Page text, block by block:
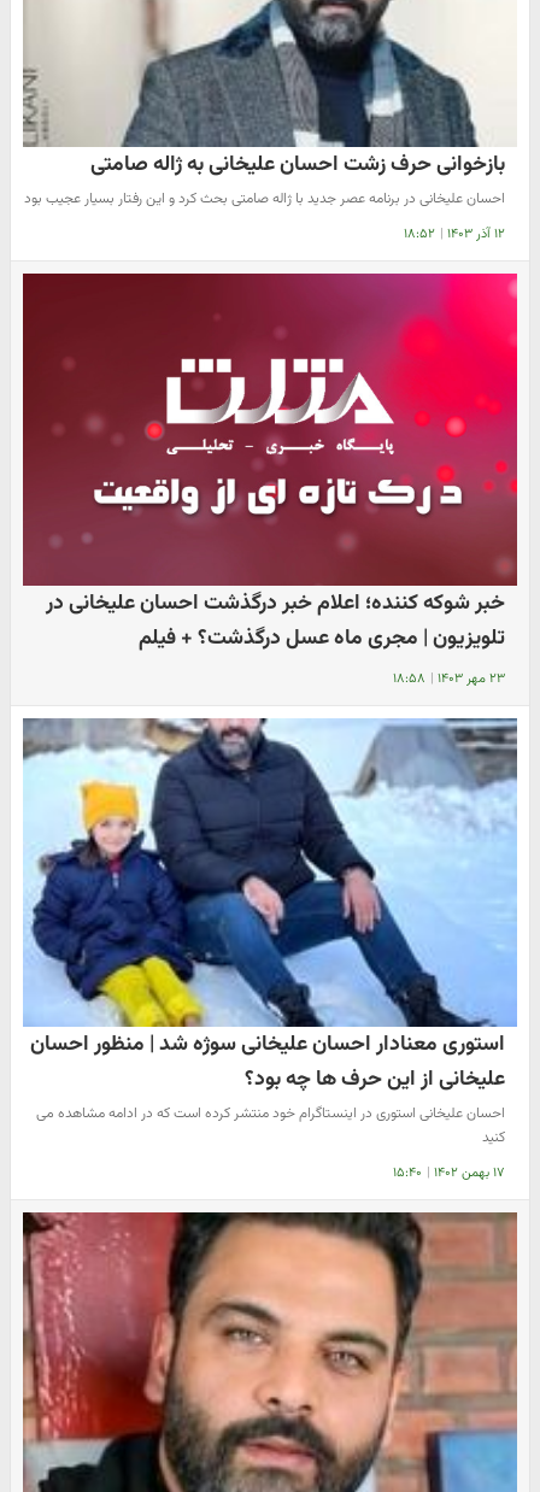
بازخوانی حرف زشت احسان علیخانی به ژاله صامتی
احسان علیخانی در برنامه عصر جدید با ژاله صامتی بحث کرد و این رفتار بسیار عجیب بود
۱۲ آذر ۱۴۰۳ | ۱۸:۵۲
خبر شوکه کننده؛ اعلام خبر درگذشت احسان علیخانی در
تلویزیون | مجری ماه عسل درگذشت؟ + فیلم
۲۳ مهر ۱۴۰۳ | ۱۸:۵۸
استوری معنادار احسان علیخانی سوژه شد | منظور احسان
علیخانی از این حرف ها چه بود؟
احسان علیخانی استوری در اینستاگرام خود منتشر کرده است که در ادامه مشاهده می
کنید
۱۷ بهمن ۱۴۰۲ | ۱۵:۴۰